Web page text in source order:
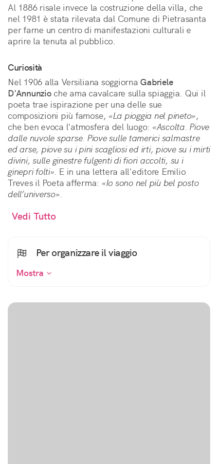
Al 1886 risale invece la costruzione della villa, che
nel 1981 è stata rilevata dal Comune di Pietrasanta
per farne un centro di manifestazioni culturali e
aprire la tenuta al pubblico.
Curiosità
Nel 1906 alla Versiliana soggiorna Gabriele
D'Annunzioche ama cavalcare sulla spiaggia. Qui il
poeta trae ispirazione per una delle sue
composizioni più famose, «La pioggia nel pineto»,
che ben evoca l'atmosfera del luogo: «Ascolta. Piove
dalle nuvole sparse. Piove sulle tamerici salmastre
ed arse, piove su i pini scagliosi ed irti, piove su i mirti
divini, sulle ginestre fulgenti di fiori accolti, su i
ginepri folti». E in una lettera all'editore Emilio
Treves il Poeta afferma: «Io sono nel più bel posto
dell’universo».
Vedi Tutto
Per organizzare il viaggio
Mostra